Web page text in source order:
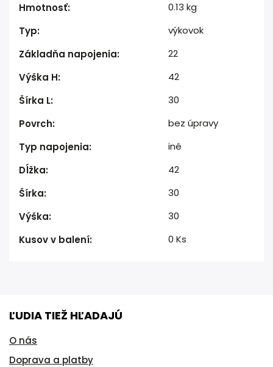
Hmotnosť:
0.13 kg
Typ:
výkovok
Základňa napojenia:
22
Výška H:
42
Šírka L:
30
Povrch:
bez úpravy
Typ napojenia:
iné
Dĺžka:
42
Šírka:
30
Výška:
30
Kusov v balení: 0 Ks
ĽUDIA TIEŽ HĽADAJÚ
O nás
Doprava a platby